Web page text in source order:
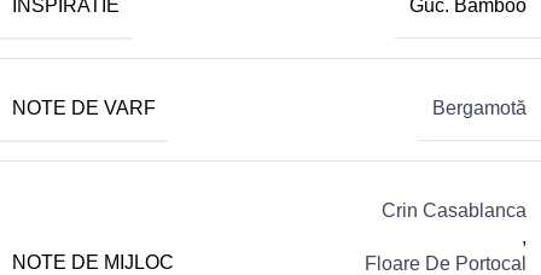
INSPIRATIE Guc. Bamboo
NOTE DE VARF Bergamotă
NOTE DE MIJLOC
Crin Casablanca
,
Floare De Portocal